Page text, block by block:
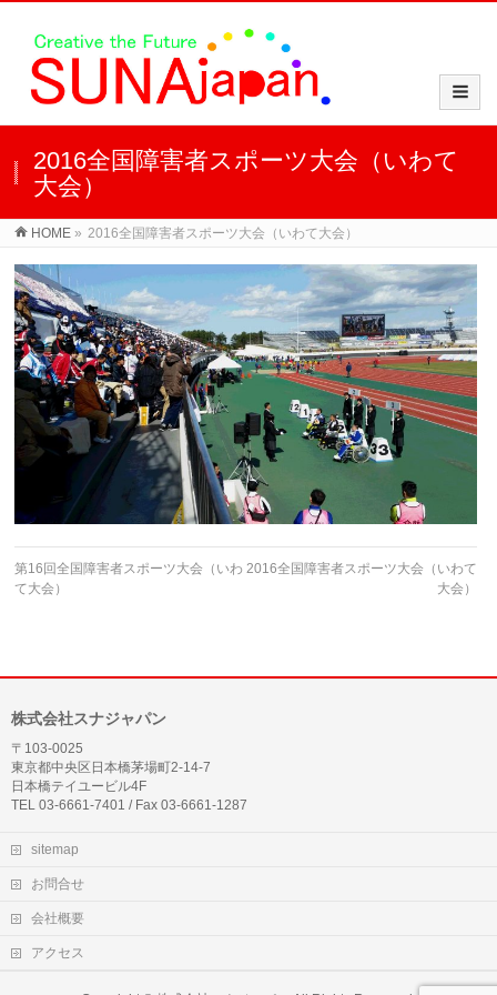
2016全国障害者スポーツ大会（いわて
大会）
HOME » 2016全国障害者スポーツ大会（いわて大会）
第16回全国障害者スポーツ大会（いわ
て大会）
2016全国障害者スポーツ大会（いわて
大会）
株式会社スナジャパン
〒103-0025
東京都中央区日本橋茅場町2-14-7
日本橋テイユービル4F
TEL 03-6661-7401 / Fax 03-6661-1287
sitemap
お問合せ
会社概要
アクセス